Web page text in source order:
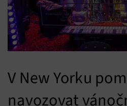
V New Yorku
navozovat